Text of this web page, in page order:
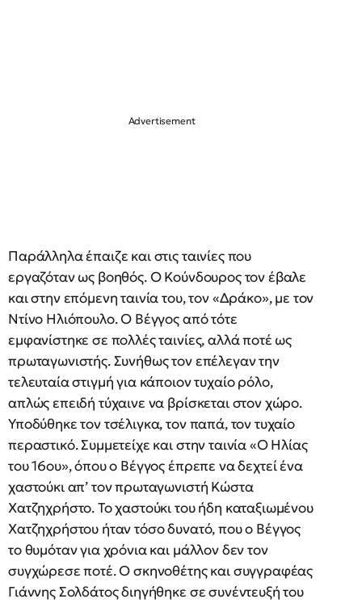
Παράλληλα έπαιζε και στις ταινίες που
εργαζόταν ως βοηθός. Ο Κούνδουρος τον έβαλε
και στην επόμενη ταινία του, τον «Δράκο», με τον
Ντίνο Ηλιόπουλο. Ο Βέγγος από τότε
εμφανίστηκε σε πολλές ταινίες, αλλά ποτέ ως
πρωταγωνιστής. Συνήθως τον επέλεγαν την
τελευταία στιγμή για κάποιον τυχαίο ρόλο,
απλώς επειδή τύχαινε να βρίσκεται στον χώρο.
Υποδύθηκε τον τσέλιγκα, τον παπά, τον τυχαίο
περαστικό. Συμμετείχε και στην ταινία «Ο Ηλίας
του 16ου», όπου ο Βέγγος έπρεπε να δεχτεί ένα
χαστούκι απ’ τον πρωταγωνιστή Κώστα
Χατζηχρήστο. Το χαστούκι του ήδη καταξιωμένου
Χατζηχρήστου ήταν τόσο δυνατό, που ο Βέγγος
το θυμόταν για χρόνια και μάλλον δεν τον
συγχώρεσε ποτέ. Ο σκηνοθέτης και συγγραφέας
Γιάννης Σολδάτος διηγήθηκε σε συνέντευξή του